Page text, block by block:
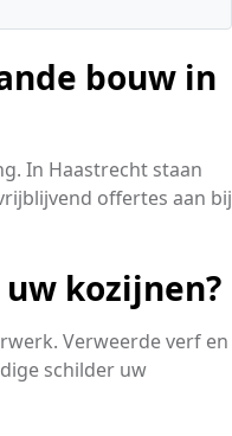
bouw in
In Haastrecht staan
offertes aan bij
kozijnen?
Verweerde verf en
schilder uw